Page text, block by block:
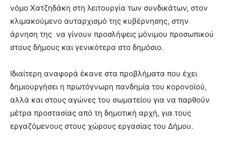
pornνόμο Χατζηδάκη στη λειτουργία των συνδικάτων, στον
κλιμακούμενο αυταρχισμό της κυβέρνησης, στην
άρνηση της να γίνουν προσλήψεις μόνιμου προσωπικού
στους δήμους και γενικότερα στο δημόσιο.
Ιδιαίτερη αναφορά έκανε στα προβλήματα που έχει
δημιουργήσει η πρωτόγνωρη πανδημία του κορονοϊού,
αλλά και στους αγώνες του σωματείου για να παρθούν
μέτρα προστασίας από τη δημοτική αρχή, για τους
εργαζόμενους στους χώρους εργασίας του Δήμου.